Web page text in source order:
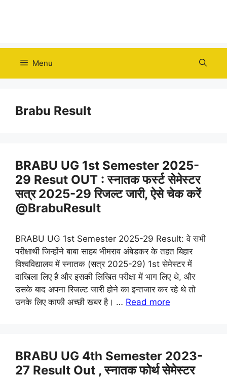
Menu
Brabu Result
BRABU UG 1st Semester 2025-
29 Resut OUT : स्नातक फर्स्ट सेमेस्टर
सत्र 2025-29 रिजल्ट जारी, ऐसे चेक करें
@BrabuResult
BRABU UG 1st Semester 2025-29 Result: वे सभी
परीक्षार्थी जिन्होंने बाबा साहब भीमराव अंबेडकर के तहत बिहार
विश्वविद्यालय में स्नातक (सत्र 2025-29) 1st सेमेस्टर में
दाखिला लिए है और इसकी लिखित परीक्षा में भाग लिए थे, और
उसके बाद अपना रिजल्ट जारी होने का इन्तजार कर रहे थे तो
उनके लिए काफी अच्छी खबर है। … Read more
BRABU UG 4th Semester 2023-
27 Result Out , स्नातक फोर्थ सेमेस्टर